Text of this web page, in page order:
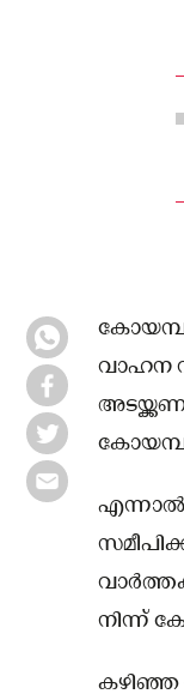
വാഹന
എന്നാൽ
നിന്ന്
കഴിഞ്ഞ